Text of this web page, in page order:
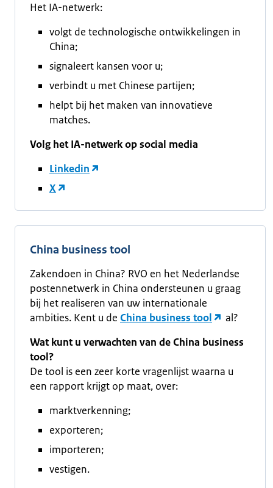
Het IA-netwerk:
volgt de technologische ontwikkelingen in
China;
signaleert kansen voor u;
verbindt u met Chinese partijen;
helpt bij het maken van innovatieve
matches.
Volg het IA-netwerk op social media
Linkedin
X
China business tool
Zakendoen in China? RVO en het Nederlandse
postennetwerk in China ondersteunen u graag
bij het realiseren van uw internationale
ambities. Kent u de China business tool
al?
Wat kunt u verwachten van de China business
tool?
De tool is een zeer korte vragenlijst waarna u
een rapport krijgt op maat, over:
marktverkenning;
exporteren;
importeren;
vestigen.